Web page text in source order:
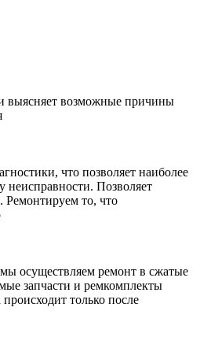
выясняет возможные причины
что позволяет наиболее
неисправности. Позволяет
Ремонтируем то, что
осуществляем ремонт в сжатые
запчасти и ремкомплекты
только после